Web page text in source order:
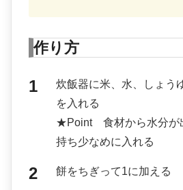
作り方
炊飯器に米、水、しょう
を入れる
★Point 食材から水分が
持ち少なめに入れる
餅をちぎって1に加える